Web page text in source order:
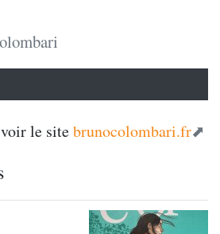
le sitebrunocolombari.fr